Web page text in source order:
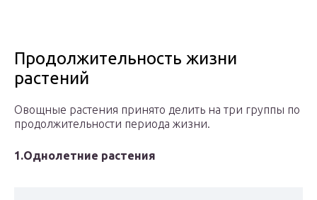
Продолжительность жизни
растений
Овощные растения принято делить на три группы по
продолжительности периода жизни.
1.Однолетние растения